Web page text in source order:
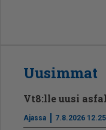
Uusimmat
Vt8:lle uusi
Ajassa 7.8.2026 12.25